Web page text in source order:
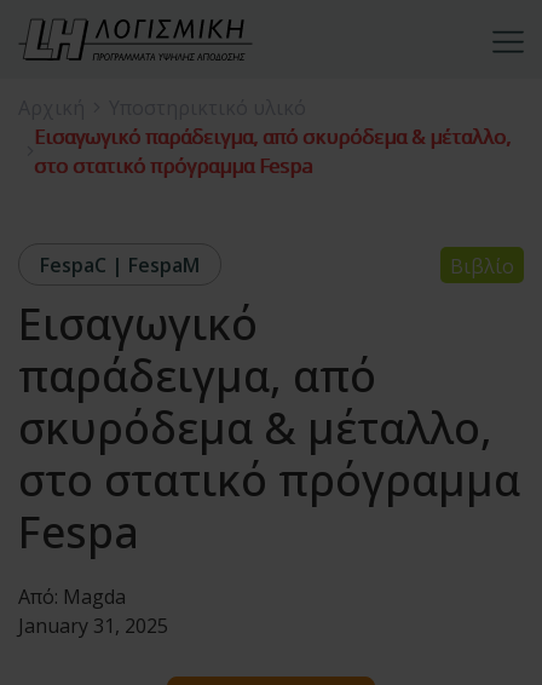
Εισαγωγικό παράδειγμα, από σκυρόδεμα & μέταλλο,
στο στατικό πρόγραμμα Fespa
FespaC | FespaM Βιβλίο
Εισαγωγικό
παράδειγμα, από
σκυρόδεμα & μέταλλο,
στο στατικό πρόγραμμα
Fespa
Από: Magda
January 31, 2025